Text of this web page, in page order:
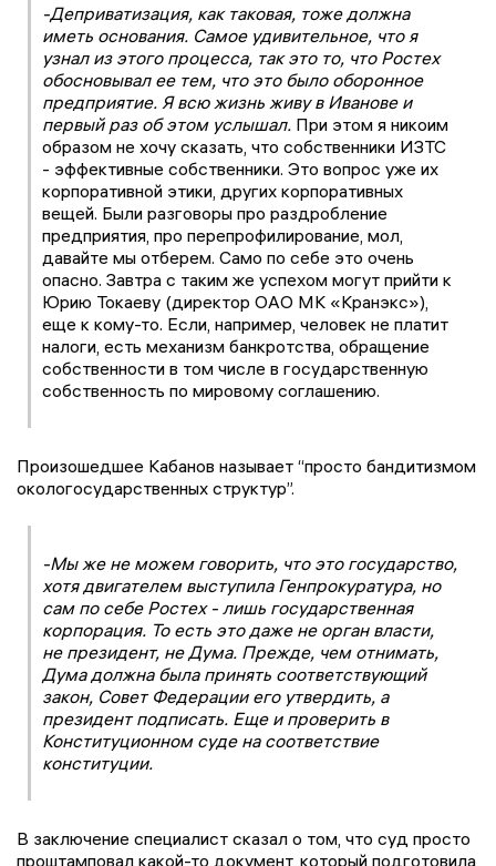
-Деприватизация, как таковая, тоже должна
иметь основания. Самое удивительное, что я
узнал из этого процесса, так это то, что Ростех
обосновывал ее тем, что это было оборонное
предприятие. Я всю жизнь живу в Иванове и
первый раз об этом услышал. При этом я никоим
образом не хочу сказать, что собственники ИЗТС
- эффективные собственники. Это вопрос уже их
корпоративной этики, других корпоративных
вещей. Были разговоры про раздробление
предприятия, про перепрофилирование, мол,
давайте мы отберем. Само по себе это очень
опасно. Завтра с таким же успехом могут прийти к
Юрию Токаеву (директор ОАО МК «Кранэкс»),
еще к кому-то. Если, например, человек не платит
налоги, есть механизм банкротства, обращение
собственности в том числе в государственную
собственность по мировому соглашению.
Произошедшее Кабанов называет “просто бандитизмом
окологосударственных структур”.
-Мы же не можем говорить, что это государство,
хотя двигателем выступила Генпрокуратура, но
сам по себе Ростех - лишь государственная
корпорация. То есть это даже не орган власти,
не президент, не Дума. Прежде, чем отнимать,
Дума должна была принять соответствующий
закон, Совет Федерации его утвердить, а
президент подписать. Еще и проверить в
Конституционном суде на соответствие
конституции.
В заключение специалист сказал о том, что суд просто
проштамповал какой-то документ, который подготовила